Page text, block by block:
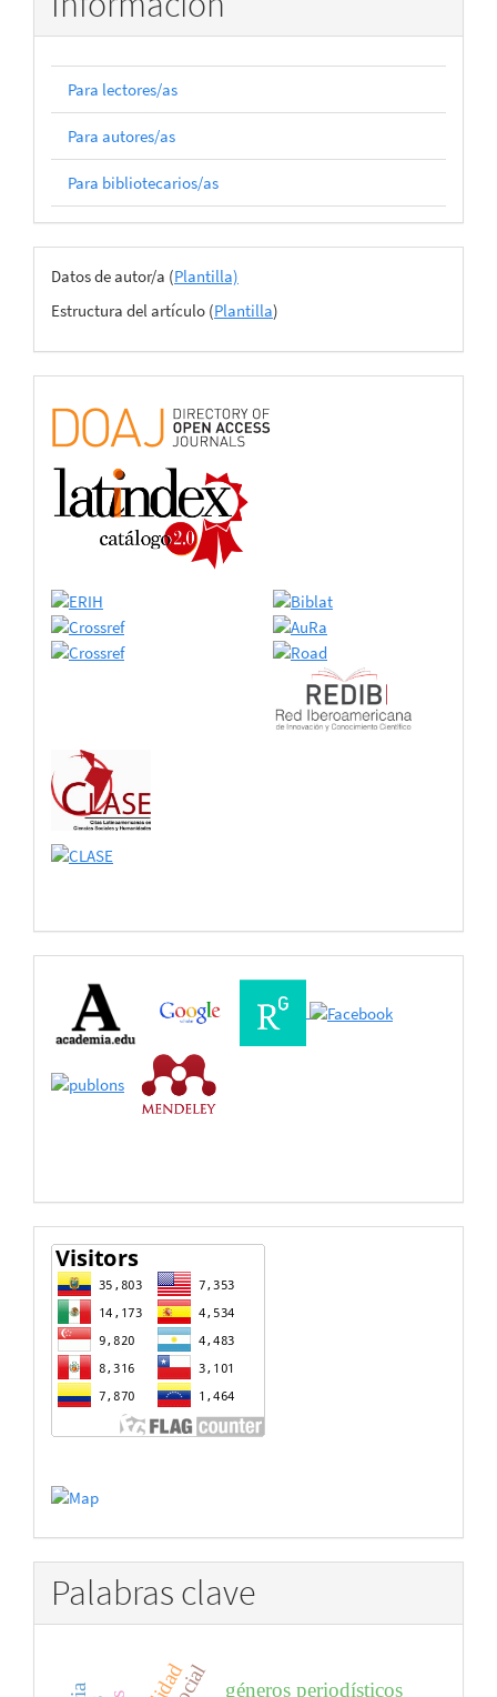
Para lectores/as
Para autores/as
Para bibliotecarios/as
Archivos
del
envío
Datos de autor/a (Plantilla)
Estructura del artículo (Plantilla)
certificado
de
adhesión
Buscadores
Bases
de
Datos
estadisticas
Palabras clave
géneros periodísticos